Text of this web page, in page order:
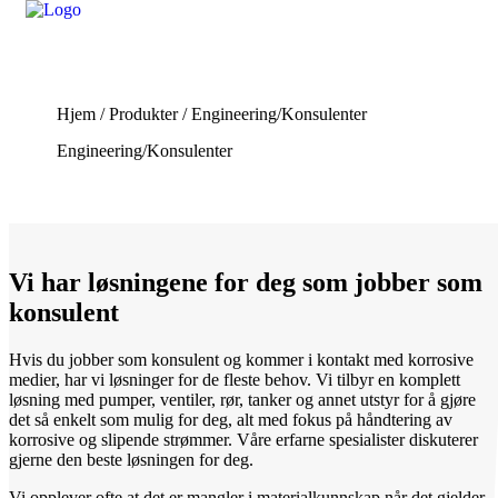
Hjem /Produkter/Engineering/Konsulenter
Engineering/Konsulenter
Vi har løsningene for deg som jobber som
konsulent
Hvis du jobber som konsulent og kommer i kontakt med korrosive
medier, har vi løsninger for de fleste behov. Vi tilbyr en komplett
løsning med pumper, ventiler, rør, tanker og annet utstyr for å gjøre
det så enkelt som mulig for deg, alt med fokus på håndtering av
korrosive og slipende strømmer. Våre erfarne spesialister diskuterer
gjerne den beste løsningen for deg.